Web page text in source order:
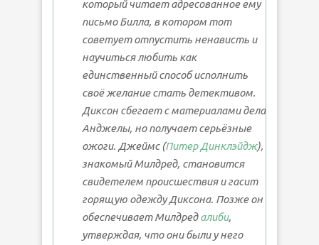
который читает адресованное ему
письмо Билла, в котором тот
советует отпустить ненависть и
научиться любить как
единственный способ исполнить
своё желание стать детективом.
Диксон сбегает с материалами дела
Анджелы, но получает серьёзные
ожоги. Джеймс (Питер Динклэйдж),
знакомый Милдред, становится
свидетелем происшествия и гасит
горящую одежду Диксона. Позже он
обеспечивает Милдредалиби,
утверждая, что они были у него